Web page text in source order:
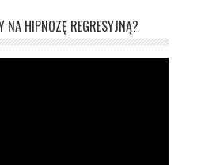
NA HIPNOZĘ REGRESYJNĄ?